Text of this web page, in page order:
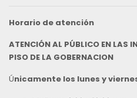
Horario de atención
ATENCIÓN AL PÚBLICO EN LAS
PISO DE LA GOBERNACION
Únicamente los lunes y